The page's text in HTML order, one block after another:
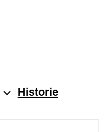
Historie